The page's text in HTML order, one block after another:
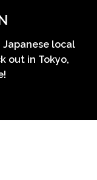
local
out in Tokyo,